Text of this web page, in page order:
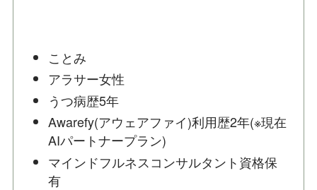
ことみ
アラサー女性
うつ病歴5年
Awarefy(アウェアファイ)利用歴2年(※現在
AIパートナープラン)
マインドフルネスコンサルタント資格保
有